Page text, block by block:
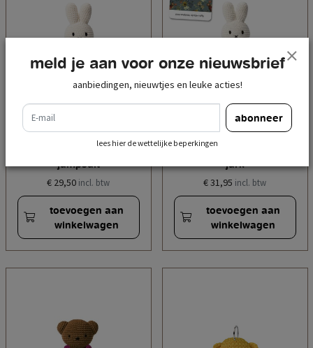
nijntje handmade en
jumpsuit
€ 29,50 incl. btw
toevoegen aan
winkelwagen
judpromo
nijntje handmade en
jurk
€ 31,95 incl. btw
toevoegen aan
winkelwagen
meld je aan voor onze nieuwsbrief
aanbiedingen, nieuwtjes en leuke acties!
e-mail
abonneer
lees hier de wettelijke beperkingen